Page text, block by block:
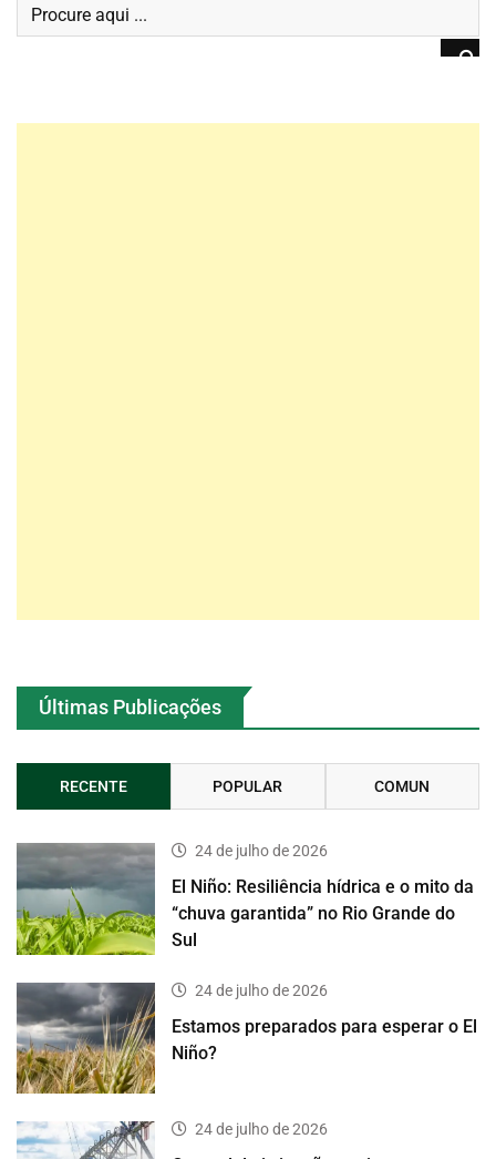
Últimas Publicações
RECENTE POPULAR COMUN
24 de julho de 2026
El Niño: Resiliência hídrica e o mito da
“chuva garantida” no Rio Grande do
Sul
24 de julho de 2026
Estamos preparados para esperar o El
Niño?
24 de julho de 2026